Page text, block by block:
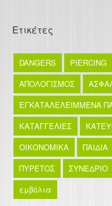
Ετικέτες
DANGERS PIERCING
ΑΠΟΛΟΓΙΣΜΟΣ
ΕΓΚΑΤΑΛΕΛΕΙΜΜΕΝΑ
ΚΑΤΑΓΓΕΛΙΕΣ
ΟΙΚΟΝΟΜΙΚΑ
ΠΑΙΔΙΑ
ΠΥΡΕΤΟΣ
ΣΥΝΕΔΡΙΟ
εμβόλια